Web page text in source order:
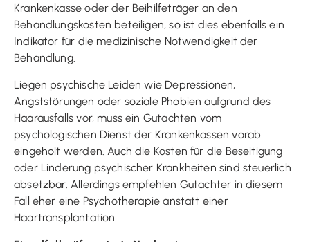
Krankenkasse oder der Beihilfeträger an den
Behandlungskosten beteiligen, so ist dies ebenfalls ein
Indikator für die medizinische Notwendigkeit der
Behandlung.
Liegen psychische Leiden wie Depressionen,
Angststörungen oder soziale Phobien aufgrund des
Haarausfalls vor, muss ein Gutachten vom
psychologischen Dienst der Krankenkassen vorab
eingeholt werden. Auch die Kosten für die Beseitigung
oder Linderung psychischer Krankheiten sind steuerlich
absetzbar. Allerdings empfehlen Gutachter in diesem
Fall eher eine Psychotherapie anstatt einer
Haartransplantation.